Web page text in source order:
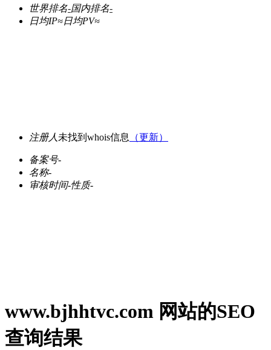
世界排名-国内排名-
日均IP≈日均PV≈
注册人 未找到whois信息 （更新）
备案号-
名称-
审核时间-性质-
www.bjhhtvc.com 网站的SEO
查询结果